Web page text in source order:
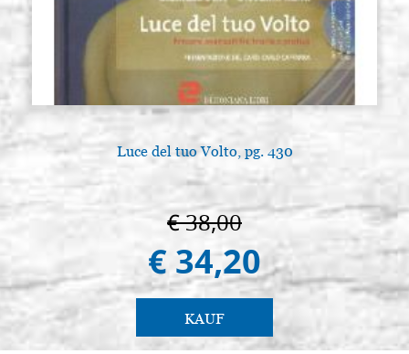
Luce del tuo Volto, pg. 430
€ 38,00
€ 34,20
KAUF